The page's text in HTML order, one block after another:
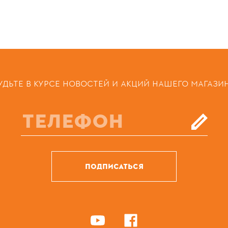
В КУРСЕ НОВОСТЕЙ И АКЦИЙ НАШЕГО
ПОДПИСАТЬСЯ